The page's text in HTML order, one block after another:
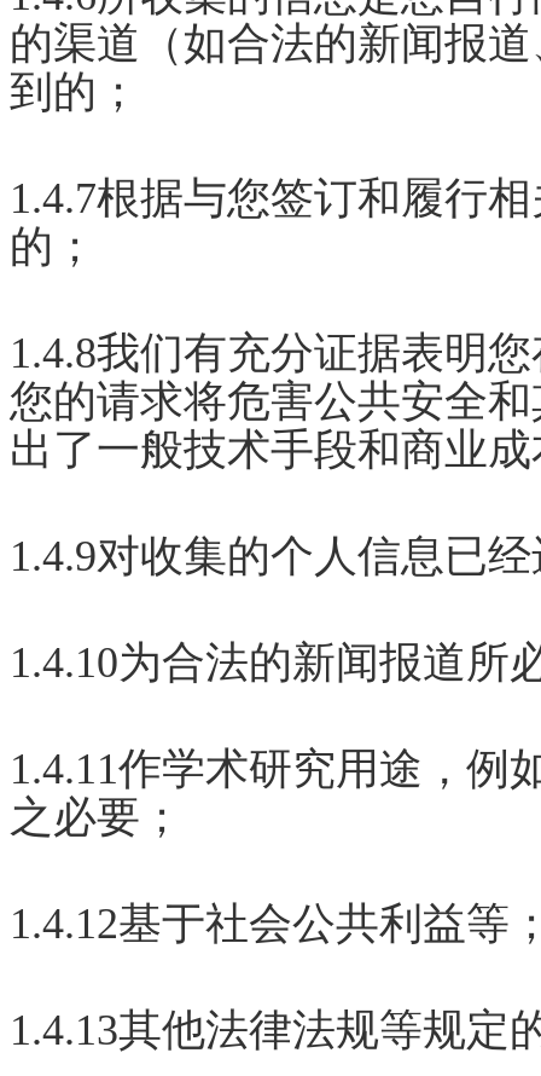
的渠道（如合法的新闻报
到的；
1.4.7根据与您签订和履行
的；
1.4.8我们有充分证据表明
您的请求将危害公共安全
出了一般技术手段和商业
1.4.9对收集的个人信息已
1.4.10为合法的新闻报道所
1.4.11作学术研究用途，例
之必要；
1.4.12基于社会公共利益等
1.4.13其他法律法规等规定